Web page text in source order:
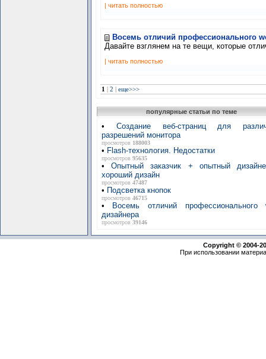
| читать полностью
Восемь отличий профессионального
Давайте взглянем на те вещи, которые
| читать полностью
1 2 еще>>>
популярные статьи по теме
• Создание веб-страниц для
разрешений монитора
просмотров 188003
• Flash-технология. Недостатки
просмотров 95635
• Опытный заказчик + опытный
хороший дизайн
просмотров 47487
• Подсветка кнопок
просмотров 46715
•
Восемь отличий профессионального
дизайнера
просмотров 39146
Copyright © 2004-
При использовании